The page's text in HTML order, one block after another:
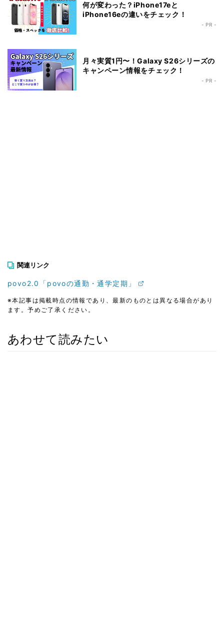
何が変わった？iPhone17eと
iPhone16eの違いをチェック！
- PR -
月々実質1円〜！Galaxy S26シリーズの
キャンペーン情報をチェック！
- PR -
関連リンク
povo2.0「povoの通勤・通学定期」
※本記事は掲載時点の情報であり、最新のものとは異なる場合があり
ます。予めご了承ください。
あわせて読みたい